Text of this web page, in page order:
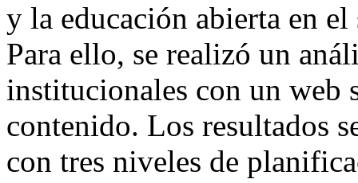
y la educación abierta en
Para ello, se realizó un
institucionales con un web
contenido. Los resultados
con tres niveles de